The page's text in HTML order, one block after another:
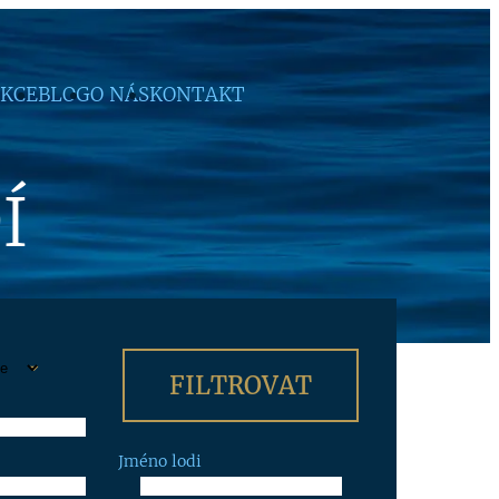
BLOGO NÁSKONTAKT
Jméno lodi